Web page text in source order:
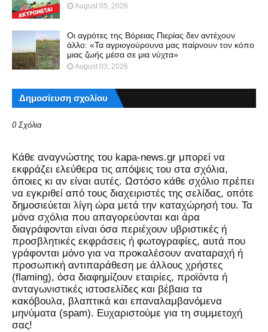
August 05, 2026
Οι αγρότες της Βόρειας Πιερίας δεν αντέχουν
άλλο: «Τα αγριογούρουνα μας παίρνουν τον κόπο
μιας ζωής μέσα σε μια νύχτα»
August 03, 2026
Δημοσίευση σχολίου
0 Σχόλια
Kάθε αναγνώστης του kapa-news.gr μπορεί να
εκφράζει ελεύθερα τις απόψεις του στα σχόλια,
όποιες κι αν είναι αυτές. Ωστόσο κάθε σχόλιο πρέπει
να εγκριθεί από τους διαχειριστές της σελίδας, οπότε
δημοσιεύεται λίγη ώρα μετά την καταχώρησή του. Τα
μόνα σχόλια που απαγορεύονται και άρα
διαγράφονται είναι όσα περιέχουν υβριστικές ή
προσβλητικές εκφράσεις ή φωτογραφίες, αυτά που
γράφονται μόνο για να προκαλέσουν αναταραχή ή
προσωπική αντιπαράθεση με άλλους χρήστες
(flaming), όσα διαφημίζουν εταιρίες, προϊόντα ή
ανταγωνιστικές ιστοσελίδες και βέβαια τα
κακόβουλα, βλαπτικά και επαναλαμβανόμενα
μηνύματα (spam). Ευχαριστούμε για τη συμμετοχή
σας!